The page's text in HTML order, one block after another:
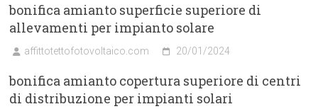
bonifica amianto superficie superiore di
allevamenti per impianto solare
affittotettofotovoltaico.com 20/01/2024
bonifica amianto copertura superiore di centri
di distribuzione per impianti solari